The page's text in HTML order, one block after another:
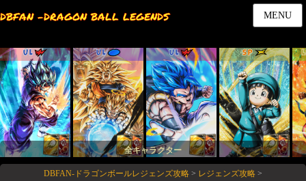
DBFAN -DRAGON BALL LEGENDS MENU
UL UL UL SP
全キャラクター
DBFAN-ドラゴンボールレジェンズ攻略 > レジェンズ攻略 >